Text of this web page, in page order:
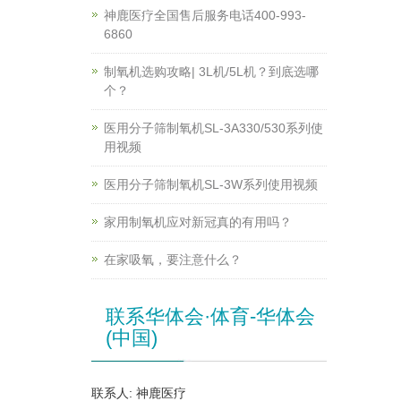
神鹿医疗全国售后服务电话400-993-
6860
制氧机选购攻略| 3L机/5L机？到底选哪
个？
医用分子筛制氧机SL-3A330/530系列使
用视频
医用分子筛制氧机SL-3W系列使用视频
家用制氧机应对新冠真的有用吗？
在家吸氧，要注意什么？
联系华体会·体育-华体会
(中国)
联系人: 神鹿医疗